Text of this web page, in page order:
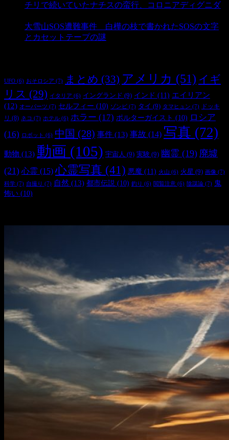
チリで続いていたナチスの蛮行、コロニアディグニダ
大雪山SOS遭難事件 白樺の枝で書かれたSOSの文字
とカセットテープの謎
UFO (6) おそロシア (7) まとめ (33) アメリカ (51) イギ
リス (29) イタリア (6) イングランド (9) インド (11) エイリアン
(12) オーパーツ (7) セルフィー (10) ゾンビ (7) タイ (9) タマヒュン (7)
ドッキ
リ (8) ネコ (7) ホテル (6) ホラー (17) ポルターガイスト (10) ロシア
(16)
ロボット (6) 中国 (28) 事件 (13) 事故 (14) 写真 (72)
動物 (13) 動画 (105) 宇宙人 (9) 実験 (9) 幽霊 (19) 廃墟
(21) 心霊 (15) 心霊写真 (41) 悪魔 (11) 火山 (6) 火星 (9) 画像 (7)
科学 (7) 自撮り (7) 自然 (13) 都市伝説 (10) 釣り (6) 閲覧注意 (6) 陰謀論 (7) 鬼
怖い (10)